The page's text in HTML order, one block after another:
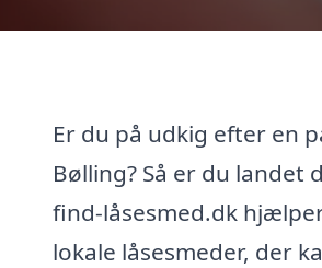
Er du på udkig efter en
Bølling? Så er du landet
find-låsesmed.dk
lokale låsesmeder, der